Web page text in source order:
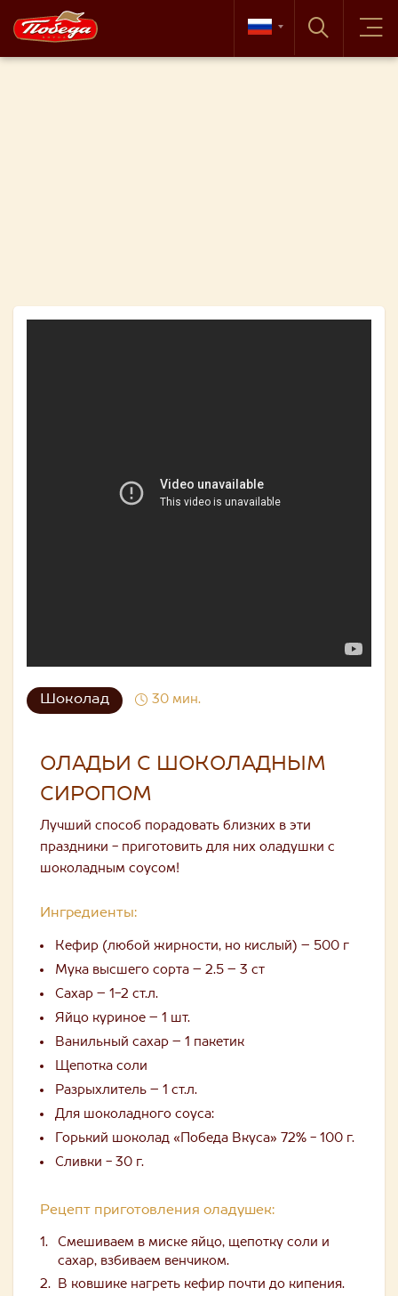
Шоколад 30 мин.
ОЛАДЬИ С ШОКОЛАДНЫМ
СИРОПОМ
Лучший способ порадовать близких в эти
праздники - приготовить для них оладушки с
шоколадным соусом!
Ингредиенты:
Кефир (любой жирности, но кислый) – 500 г
Мука высшего сорта – 2.5 – 3 ст
Сахар – 1-2 ст.л.
Яйцо куриное – 1 шт.
Ванильный сахар – 1 пакетик
Щепотка соли
Разрыхлитель – 1 ст.л.
Для шоколадного соуса:
Горький шоколад «Победа Вкуса» 72% - 100 г.
Сливки - 30 г.
Рецепт приготовления оладушек:
Смешиваем в миске яйцо, щепотку соли и
сахар, взбиваем венчиком.
В ковшике нагреть кефир почти до кипения.